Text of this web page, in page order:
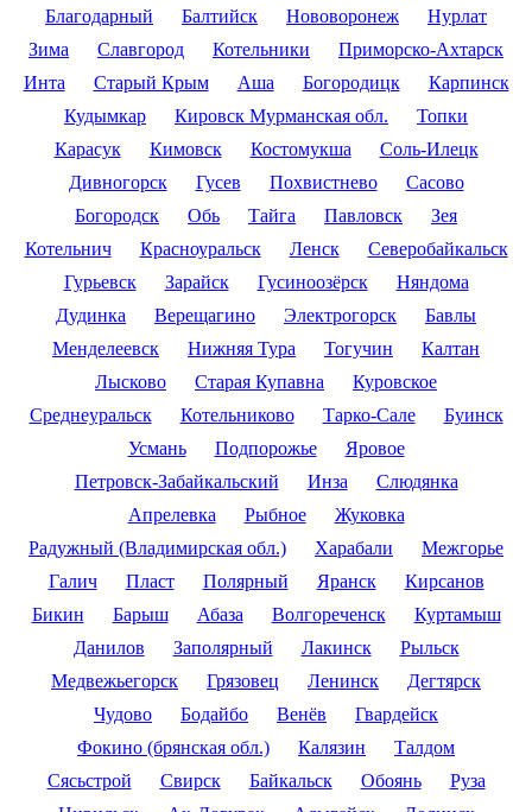
Благодарный
Балтийск Нововоронеж
Нурлат
Зима
Славгород Котельники
Приморско-Ахтарск
Инта
Старый Крым Аша Богородицк
Карпинск
Кудымкар
Кировск Мурманская обл.
Топки
Карасук
Кимовск Костомукша
Соль-Илецк
Дивногорск
Гусев Похвистнево
Сасово
Богородск
Обь Тайга Павловск
Зея
Котельнич
Красноуральск Ленск
Северобайкальск
Гурьевск
Зарайск Гусиноозёрск
Няндома
Дудинка
Верещагино Электрогорск
Бавлы
Менделеевск
Нижняя Тура Тогучин
Калтан
Лысково
Старая Купавна
Куровское
Среднеуральск
Котельниково Тарко-Сале
Буинск
Усмань
Подпорожье
Яровое
Петровск-Забайкальский
Инза
Слюдянка
Апрелевка
Рыбное
Жуковка
Радужный (Владимирская обл.)
Харабали
Межгорье
Галич
Пласт Полярный Яранск
Кирсанов
Бикин
Барыш Абаза Волгореченск
Куртамыш
Данилов
Заполярный Лакинск
Рыльск
Медвежьегорск
Грязовец Ленинск
Дегтярск
Чудово
Бодайбо Венёв
Гвардейск
Фокино (брянская обл.)
Калязин
Талдом
Сясьстрой
Свирск Байкальск Обоянь
Руза